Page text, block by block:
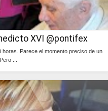
XVI @pontifex
Parece el momento preciso de un
...